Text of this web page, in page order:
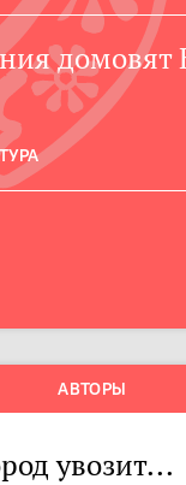
домовят
АВТОРЫ
увозит...